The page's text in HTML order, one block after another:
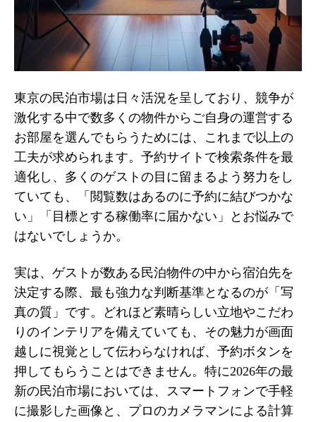
東京の民泊市場は日々活況を呈しており、競争が
激化する中で数多くの物件からご自身の運営する
お部屋を選んでもらうためには、これまで以上の
工夫が求められます。予約サイトで検索条件を最
適化し、多くのゲストの目に留まるよう努力をし
ていても、「閲覧数はあるのに予約に結びつかな
い」「目標とする稼働率に届かない」とお悩みで
はないでしょうか。
実は、ゲストが数ある民泊物件の中から宿泊先を
決定する際、最も強力な判断基準となるのが「写
真の質」です。どれほど素晴らしい立地やこだわ
りのインテリアを備えていても、その魅力が画面
越しに視覚として伝わらなければ、予約ボタンを
押してもらうことはできません。特に2026年の最
新の民泊市場においては、スマートフォンで手軽
に撮影した画像と、プロのカメラマンによる計算